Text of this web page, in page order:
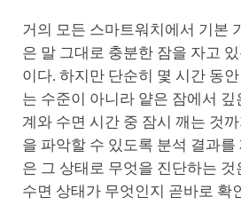
거의 모든 스마트워치에서 기본
은 말 그대로 충분한 잠을 자고
이다. 하지만 단순히 몇 시간 동
는 수준이 아니라 얕은 잠에서
계와 수면 시간 중 잠시 깨는 것
을 파악할 수 있도록 분석 결과를
은 그 상태로 무엇을 진단하는
수면 상태가 무엇인지 곧바로 확